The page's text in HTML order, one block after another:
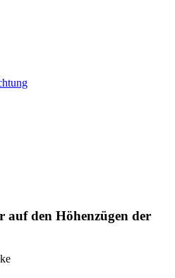
auf den Höhenzügen der